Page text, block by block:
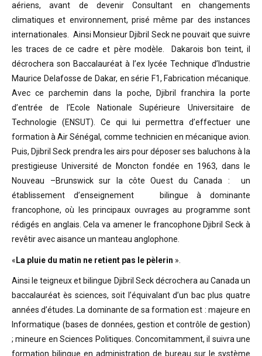
aériens, avant de devenir Consultant en changements
climatiques et environnement, prisé même par des instances
internationales. Ainsi Monsieur Djibril Seck ne pouvait que suivre
les traces de ce cadre et père modèle. Dakarois bon teint, il
décrochera son Baccalauréat à l’ex lycée Technique d’Industrie
Maurice Delafosse de Dakar, en série F1, Fabrication mécanique.
Avec ce parchemin dans la poche, Djibril franchira la porte
d’entrée de l’Ecole Nationale Supérieure Universitaire de
Technologie (ENSUT). Ce qui lui permettra d’effectuer une
formation à Air Sénégal, comme technicien en mécanique avion.
Puis, Djibril Seck prendra les airs pour déposer ses baluchons à la
prestigieuse Université de Moncton fondée en 1963, dans le
Nouveau –Brunswick sur la côte Ouest du Canada : un
établissement d’enseignement bilingue à dominante
francophone, où les principaux ouvrages au programme sont
rédigés en anglais. Cela va amener le francophone Djibril Seck à
revêtir avec aisance un manteau anglophone.
«La pluie du matin ne retient pas le pèlerin ».
Ainsi le teigneux et bilingue Djibril Seck décrochera au Canada un
baccalauréat ès sciences, soit l’équivalant d’un bac plus quatre
années d’études. La dominante de sa formation est : majeure en
Informatique (bases de données, gestion et contrôle de gestion)
; mineure en Sciences Politiques. Concomitamment, il suivra une
formation bilingue en administration de bureau sur le système